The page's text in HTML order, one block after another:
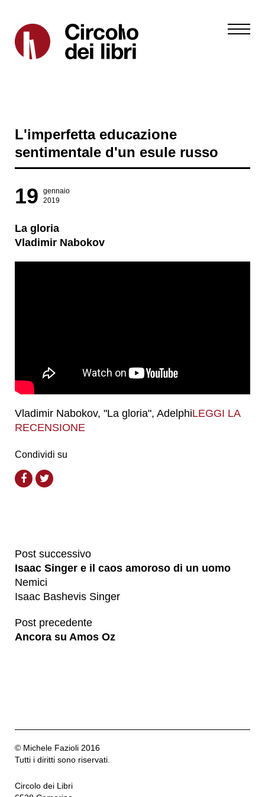
L'imperfetta educazione
sentimentale d'un esule russo
19
gennaio
2019
La gloria
Vladimir Nabokov
Vladimir Nabokov, "La gloria", AdelphiLEGGI LA
RECENSIONE
Condividi su
Post successivo
Isaac Singer e il caos amoroso di un uomo
Nemici
Isaac Bashevis Singer
Post precedente
Ancora su Amos Oz
© Michele Fazioli 2016
Tutti i diritti sono riservati.
Circolo dei Libri